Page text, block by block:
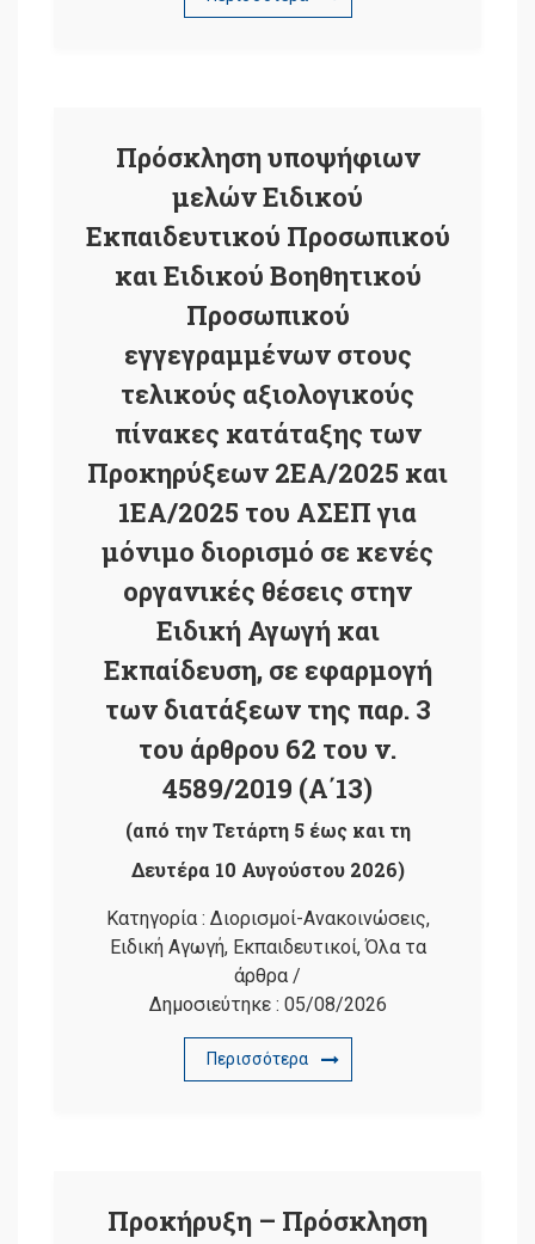
Πρόσκληση υποψήφιων
μελών Ειδικού
Εκπαιδευτικού Προσωπικού
και Ειδικού Βοηθητικού
Προσωπικού
εγγεγραμμένων στους
τελικούς αξιολογικούς
πίνακες κατάταξης των
Προκηρύξεων 2ΕΑ/2025 και
1ΕΑ/2025 του ΑΣΕΠ για
μόνιμο διορισμό σε κενές
οργανικές θέσεις στην
Ειδική Αγωγή και
Εκπαίδευση, σε εφαρμογή
των διατάξεων της παρ. 3
του άρθρου 62 του ν.
4589/2019 (Α΄13)
(από την Τετάρτη 5 έως και τη
Δευτέρα 10 Αυγούστου 2026)
Κατηγορία : Διορισμοί-Ανακοινώσεις,
Ειδική Αγωγή, Εκπαιδευτικοί,Όλα τα
άρθρα /
Δημοσιεύτηκε : 05/08/2026
Περισσότερα
Προκήρυξη – Πρόσκληση